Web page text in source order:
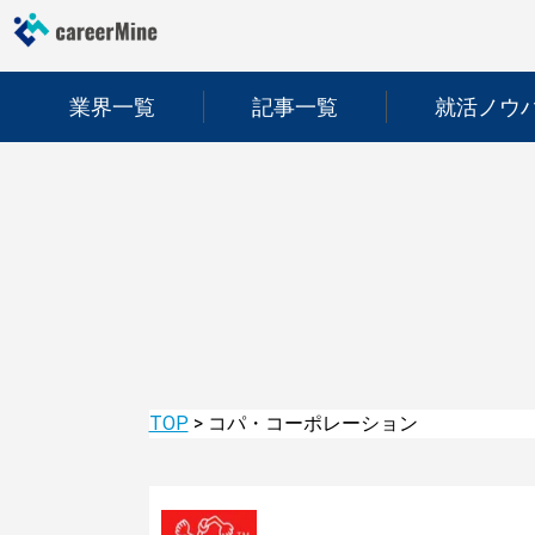
業界一覧 記事一覧 就活ノウ
TOP> コパ・コーポレーション